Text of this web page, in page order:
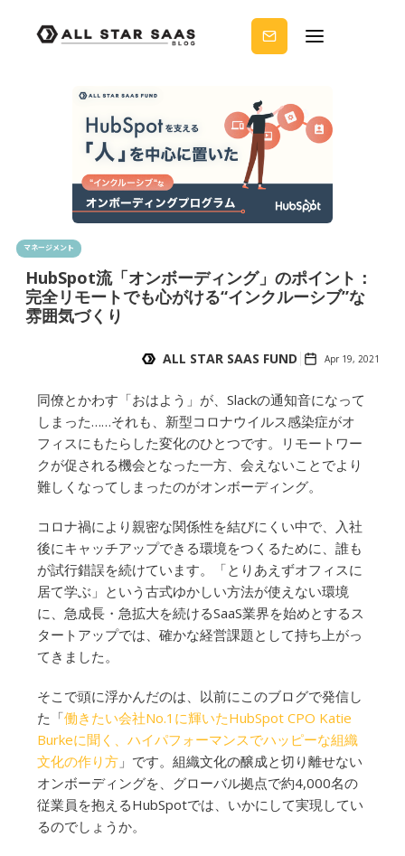
ノウ
ハウ
を受
せん
か？
マネージメント
HubSpot流「オンボーディング」のポイント：
完全リモートでも心がける“インクルーシブ”な
雰囲気づくり
ALL STAR SAAS FUND Apr 19, 2021
同僚とかわす「おはよう」が、Slackの通知音になって
しまった……それも、新型コロナウイルス感染症がオ
フィスにもたらした変化のひとつです。リモートワー
クが促される機会となった一方、会えないことでより
難しくなってしまったのがオンボーディング。
コロナ禍により親密な関係性を結びにくい中で、入社
後にキャッチアップできる環境をつくるために、誰も
が試行錯誤を続けています。「とりあえずオフィスに
居て学ぶ」という古式ゆかしい方法が使えない環境
に、急成長・急拡大を続けるSaaS業界を始めとするス
タートアップでは、確かな経営課題として持ち上がっ
てきました。
そこで頭に浮かんだのは、以前にこのブログで発信し
た「働きたい会社No.1に輝いたHubSpot CPO Katie
Burkeに聞く、ハイパフォーマンスでハッピーな組織
文化の作り方 」です。組織文化の醸成と切り離せない
オンボーディングを、グローバル拠点で約4,000名の
従業員を抱えるHubSpotでは、いかにして実現してい
るのでしょうか。